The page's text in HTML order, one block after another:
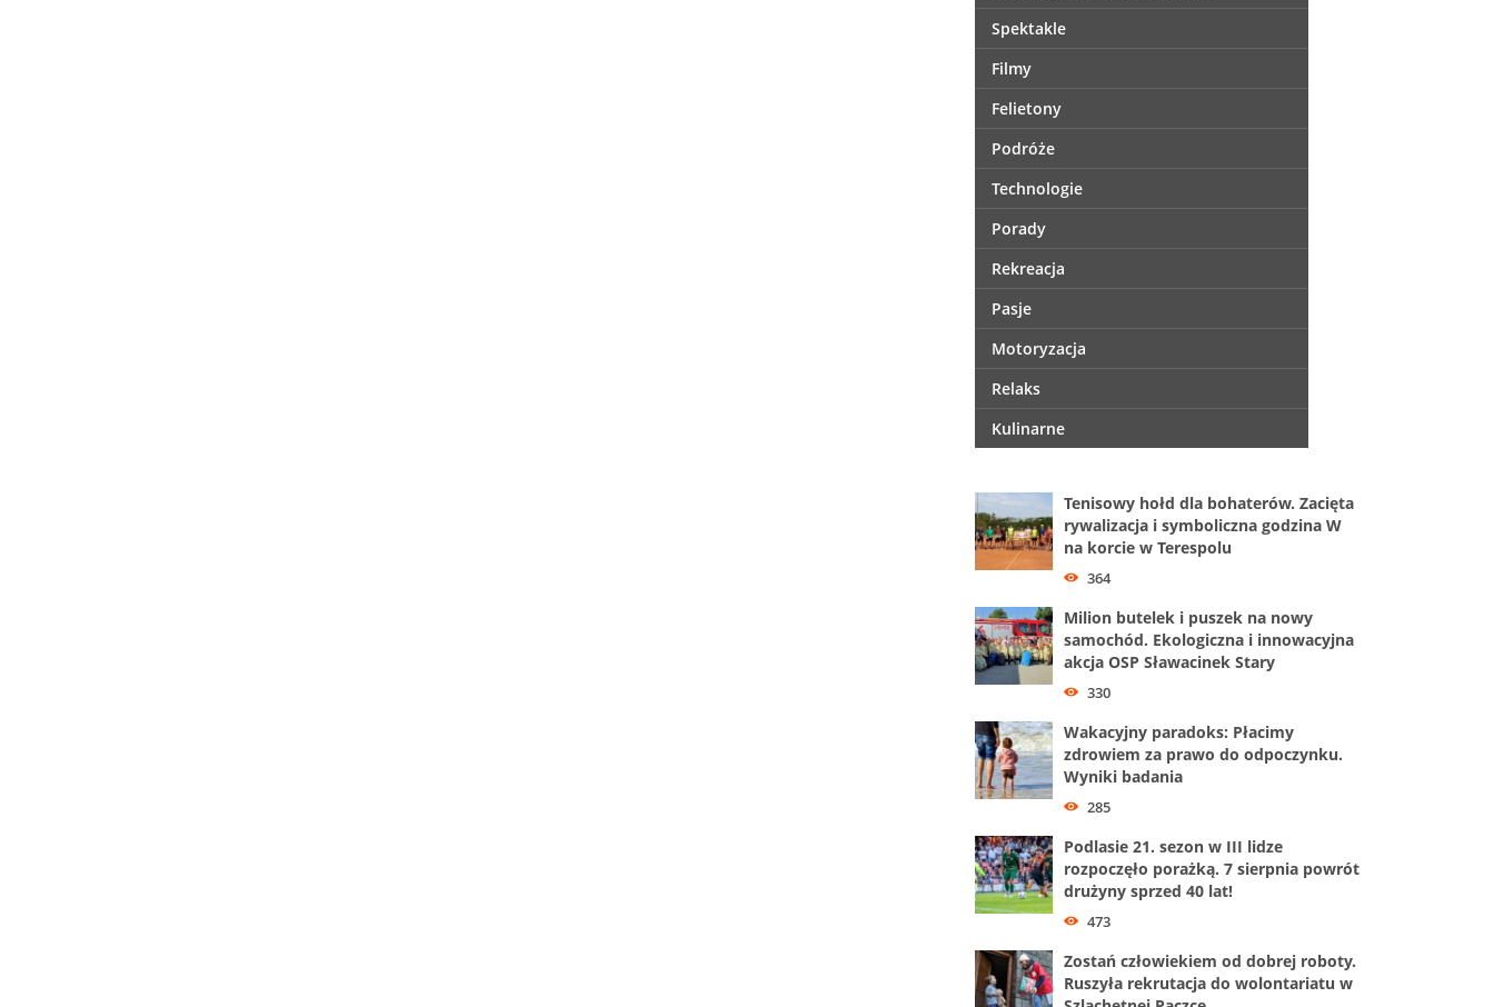
Spektakle
Filmy
Felietony
Podróże
Technologie
Porady
Rekreacja
Pasje
Motoryzacja
Relaks
Kulinarne
Tenisowy hołd dla bohaterów. Zacięta
rywalizacja i symboliczna godzina W
na korcie w Terespolu
364
Milion butelek i puszek na nowy
samochód. Ekologiczna i innowacyjna
akcja OSP Sławacinek Stary
330
Wakacyjny paradoks: Płacimy
zdrowiem za prawo do odpoczynku.
Wyniki badania
285
Podlasie 21. sezon w III lidze
rozpoczęło porażką. 7 sierpnia powrót
drużyny sprzed 40 lat!
473
Zostań człowiekiem od dobrej roboty.
Ruszyła rekrutacja do wolontariatu w